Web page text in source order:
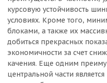
курсовую устойчивость
условиях. Кроме того,
блоками, а также их
добиться прекрасных
экономичности за счет
качения. Еще одним
центральной части